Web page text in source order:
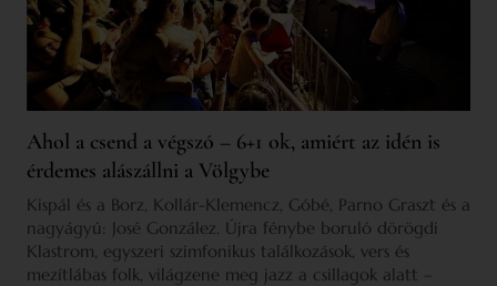
Ahol a csend a végszó – 6+1 ok, amiért az idén is
érdemes alászállni a Völgybe
Kispál és a Borz, Kollár-Klemencz, Góbé, Parno Graszt és a
nagyágyú: José González. Újra fénybe boruló dörögdi
Klastrom, egyszeri szimfonikus találkozások, vers és
mezítlábas folk, világzene meg jazz a csillagok alatt –